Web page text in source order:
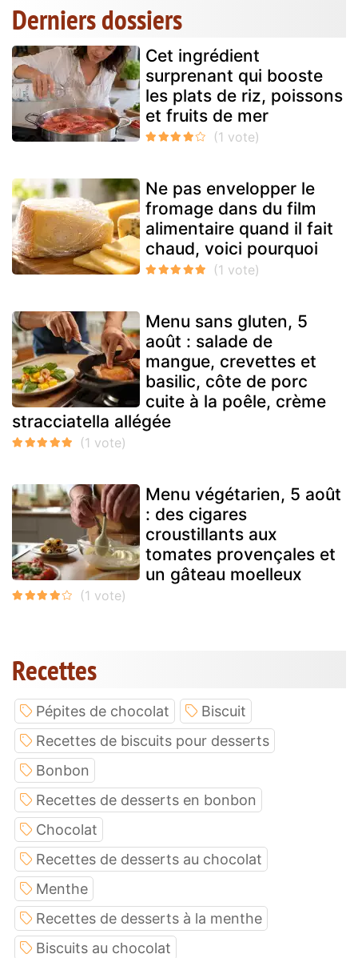
Derniers dossiers
Cet ingrédient
surprenant qui booste
les plats de riz, poissons
et fruits de mer
Ne pas envelopper le
fromage dans du film
alimentaire quand il fait
chaud, voici pourquoi
Menu sans gluten, 5
août : salade de
mangue, crevettes et
basilic, côte de porc
cuite à la poêle, crème
stracciatella allégée
Menu végétarien, 5 août
: des cigares
croustillants aux
tomates provençales et
un gâteau moelleux
Recettes
Pépites de chocolat
Biscuit
Recettes de biscuits pour desserts
Bonbon
Recettes de desserts en bonbon
Chocolat
Recettes de desserts au chocolat
Menthe
Recettes de desserts à la menthe
Biscuits au chocolat